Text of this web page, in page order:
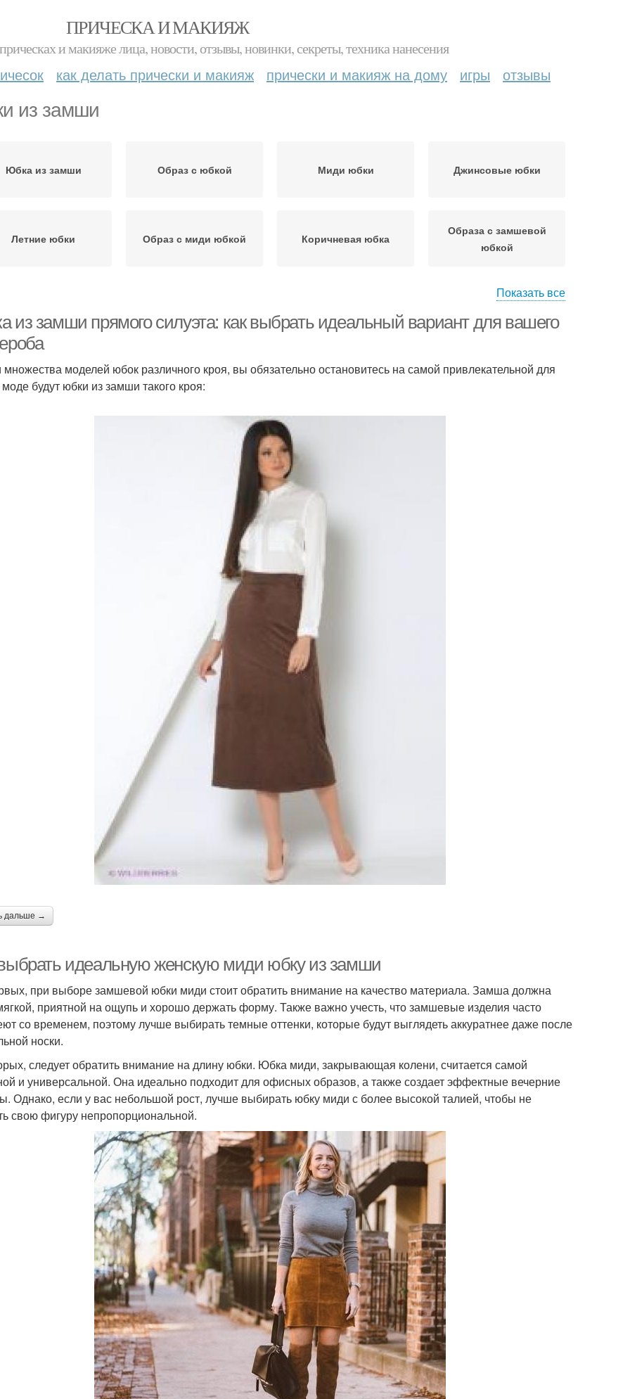
ПРИЧЕСКА И МАКИЯЖ
и макияже лица, новости, отзывы, новинки, секреты, техника нанесения
как делать прически и макияж прически и макияж на дому игры отзывы
из замши
Юбка из замши Образ с юбкой Миди юбки Джинсовые юбки
Летние юбки Образ с миди юбкой Коричневая юбка
Образа с замшевой
юбкой
из натуральной
замши
Юбка из натуральной
замши
Материал для женских
Замша в наряде
Юбка из искусственной
Стильные юбки
Показать все
из замши прямого силуэта: как выбрать идеальный вариант для вашего
моделей юбок различного кроя, вы обязательно остановитесь на самой привлекательной для
будут юбки из замши такого кроя:
дальше →
идеальную женскую миди юбку из замши
при выборе замшевой юбки миди стоит обратить внимание на качество материала. Замша должна
приятной на ощупь и хорошо держать форму. Также важно учесть, что замшевые изделия часто
со временем, поэтому лучше выбирать темные оттенки, которые будут выглядеть аккуратнее даже после
носки.
следует обратить внимание на длину юбки. Юбка миди, закрывающая колени, считается самой
и универсальной. Она идеально подходит для офисных образов, а также создает эффектные вечерние
Однако, если у вас небольшой рост, лучше выбирать юбку миди с более высокой талией, чтобы не
свою фигуру непропорциональной.